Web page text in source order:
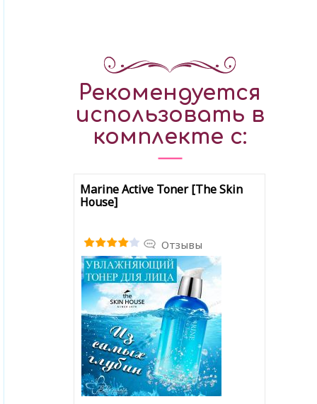
Рекомендуется
использовать в
комплекте с:
Marine Active Toner [The Skin
House]
Отзывы